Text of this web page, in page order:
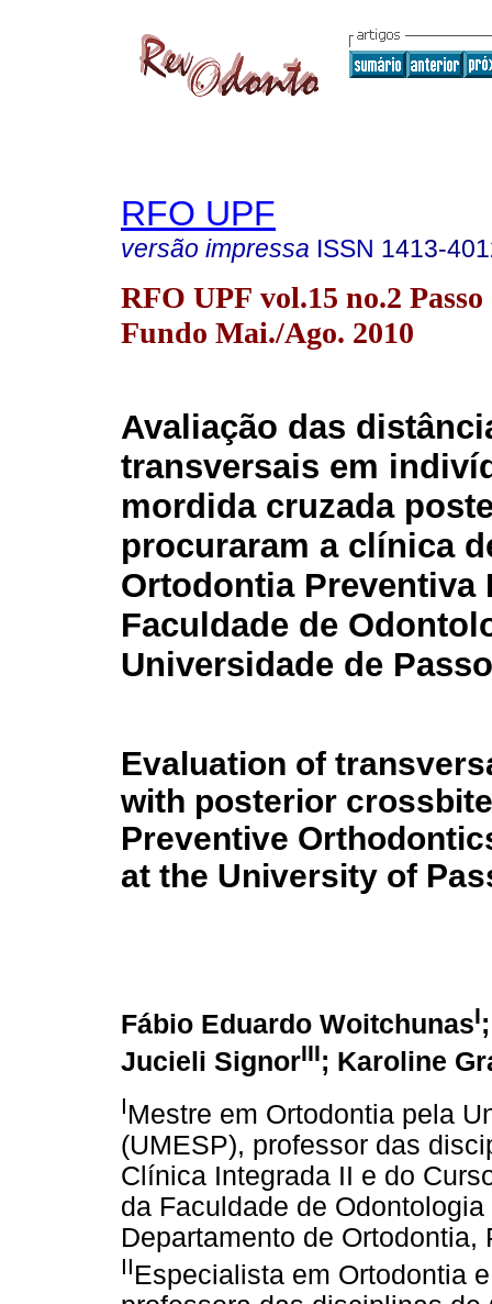
RFO UPF
versão impressa ISSN 1413-
RFO UPF vol.15 no.2 Passo
Fundo Mai./Ago. 2010
Avaliação das
transversais em
mordida cruzada
procuraram a clínica
Ortodontia Preventiva
Faculdade de
Universidade de
Evaluation of
with posterior
Preventive
at the University of
Fábio Eduardo WoitchunasI
Jucieli SignorIII; Karoline
IMestre em Ortodontia pela
(UMESP), professor das
Clínica Integrada II e do
da Faculdade de
Departamento de
IIEspecialista em Ortodontia